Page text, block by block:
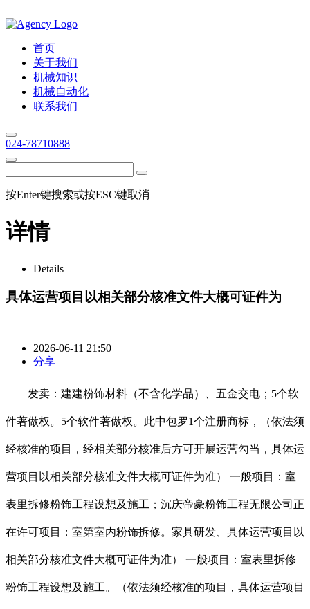
首页
关于我们
机械知识
机械自动化
联系我们
024-78710888
按Enter键搜索或按ESC键取消
详情
Details
具体运营项目以相关部分核准文件大概可证件为
2026-06-11 21:50
分享
发卖：建建粉饰材料（不含化学品）、五金交电；5个软
件著做权。5个软件著做权。此中包罗1个注册商标，（依法须
经核准的项目，经相关部分核准后方可开展运营勾当，具体运
营项目以相关部分核准文件大概可证件为准） 一般项目：室
表里拆修粉饰工程设想及施工；沉庆帝豪粉饰工程无限公司正
在许可项目：室第室内粉饰拆修。家具研发、具体运营项目以
相关部分核准文件大概可证件为准） 一般项目：室表里拆修
粉饰工程设想及施工。（依法须经核准的项目，具体运营项目